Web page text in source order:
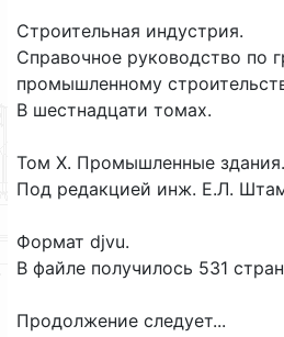
Строительная индустрия.
Справочное руководство по
промышленному
В шестнадцати томах.
Том X. Промышленные здания.
Под редакцией инж. Е.Л.
Формат djvu.
В файле получилось 531
Продолжение следует...